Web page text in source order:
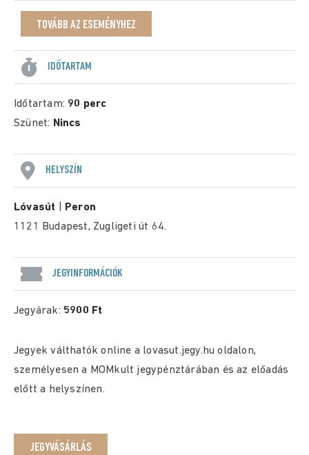
TOVÁBB AZ ESEMÉNYHEZ
IDŐTARTAM
Időtartam: 90 perc
Szünet: Nincs
HELYSZÍN
Lóvasút
Peron
1121 Budapest, Zugligeti út 64.
JEGYINFORMÁCIÓK
Jegyárak: 5900 Ft
Jegyek válthatók online a lovasut.jegy.hu oldalon,
személyesen a MOMkult jegypénztárában és az előadás
előtt a helyszínen.
JEGYVÁSÁRLÁS